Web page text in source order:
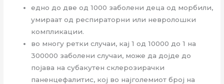
едно до две од 1000 заболени деца од морбили,
умираат од респираторни или невролошки
компликации.
во многу ретки случаи, кај 1 од 10000 до 1 на
300000 заболени случаи, може да дојде до
појава на субакутен склерозирачки
паненцефалитис, кој во најголемиот број на